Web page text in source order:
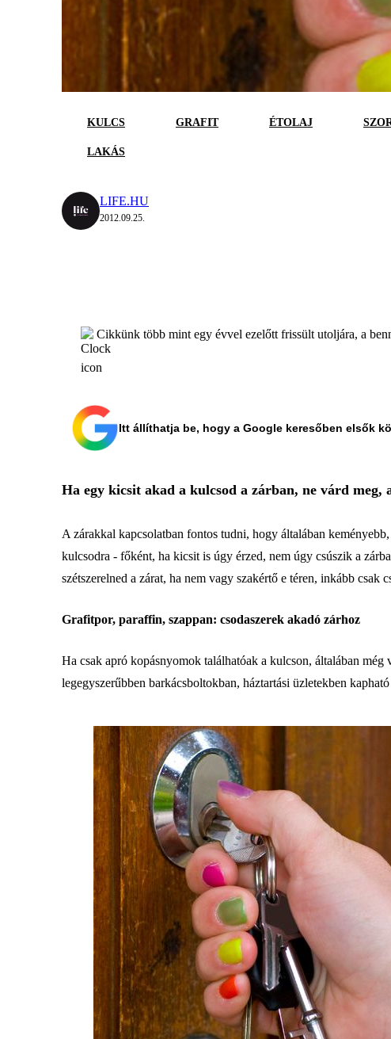
KULCS GRAFIT ÉTOLAJ
LAKÁS
LIFE.HU
2012.09.25.
Cikkünk több mint egy évvel ezelőtt frissült utoljára, a
Itt állíthatja be, hogy a Google keresőben elsők
Ha egy kicsit akad a kulcsod a zárban, ne várd
A zárakkal kapcsolatban fontos tudni, hogy általában
kulcsodra - főként, ha kicsit is úgy érzed, nem úgy csúszik a
szétszerelned a zárat, ha nem vagy szakértő e téren, inkább
Grafitpor, paraffin, szappan: csodaszerek akadó zárhoz
Ha csak apró kopásnyomok találhatóak a kulcson, általában
legegyszerűbben barkácsboltokban, háztartási üzletekben